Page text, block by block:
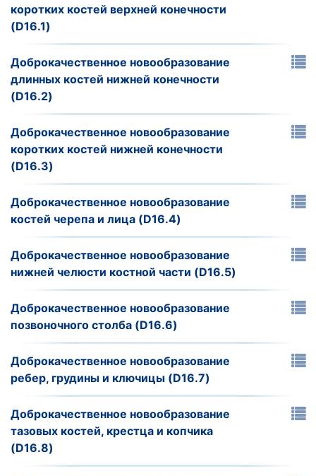
коротких костей верхней конечности
(D16.1)
Доброкачественное новообразование
длинных костей нижней конечности
(D16.2)
Доброкачественное новообразование
коротких костей нижней конечности
(D16.3)
Доброкачественное новообразование
костей черепа и лица (D16.4)
Доброкачественное новообразование
нижней челюсти костной части (D16.5)
Доброкачественное новообразование
позвоночного столба (D16.6)
Доброкачественное новообразование
ребер, грудины и ключицы (D16.7)
Доброкачественное новообразование
тазовых костей, крестца и копчика
(D16.8)